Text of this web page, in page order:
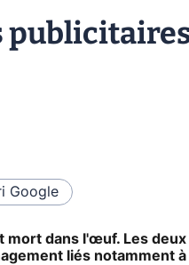
Google
mort dans l'œuf. Les
liés notamment